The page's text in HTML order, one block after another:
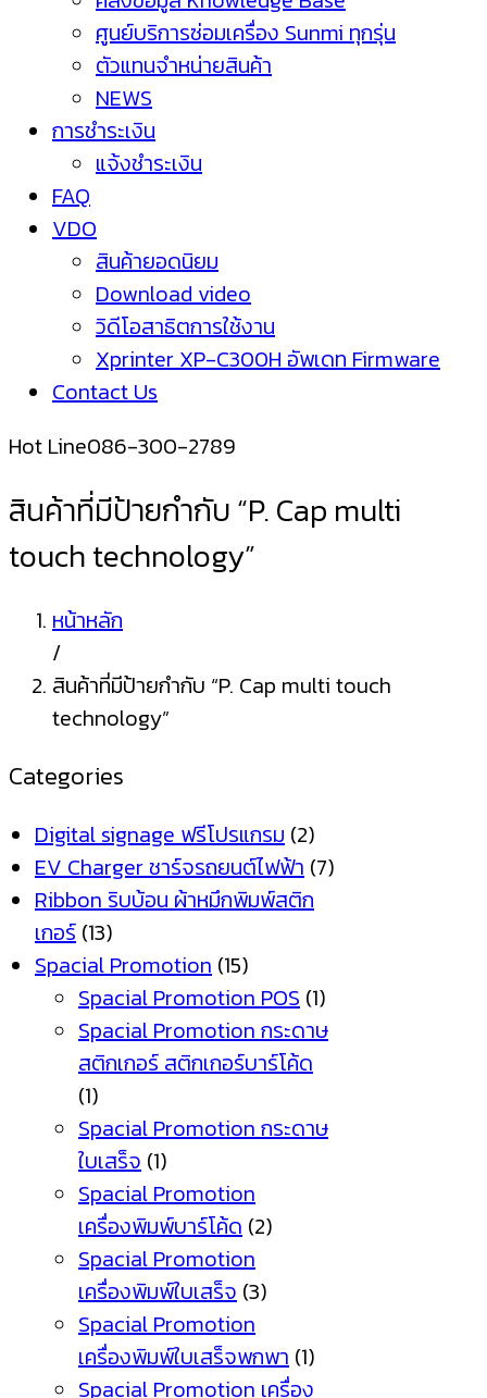
ศูนย์บริการซ่อมเครื่อง Sunmi ทุกรุ่น
ตัวแทนจำหน่ายสินค้า
NEWS
การชำระเงิน
แจ้งชำระเงิน
FAQ
VDO
สินค้ายอดนิยม
Download video
วิดีโอสาธิตการใช้งาน
Xprinter XP-C300H อัพเดท Firmware
Contact Us
Hot Line086-300-2789
สินค้าที่มีป้ายกำกับ “P. Cap multi
touch technology”
หน้าหลัก
/
สินค้าที่มีป้ายกำกับ “P. Cap multi touch
technology”
Categories
Digital signage ฟรีโปรแกรม (2)
EV Charger ชาร์จรถยนต์ไฟฟ้า (7)
Ribbon ริบบ้อน ผ้าหมึกพิมพ์สติก
เกอร์ (13)
Spacial Promotion (15)
Spacial Promotion POS (1)
Spacial Promotion กระดาษ
สติกเกอร์ สติกเกอร์บาร์โค้ด
(1)
Spacial Promotion กระดาษ
ใบเสร็จ (1)
Spacial Promotion
เครื่องพิมพ์บาร์โค้ด (2)
Spacial Promotion
เครื่องพิมพ์ใบเสร็จ (3)
Spacial Promotion
เครื่องพิมพ์ใบเสร็จพกพา (1)
Spacial Promotion เครื่อง